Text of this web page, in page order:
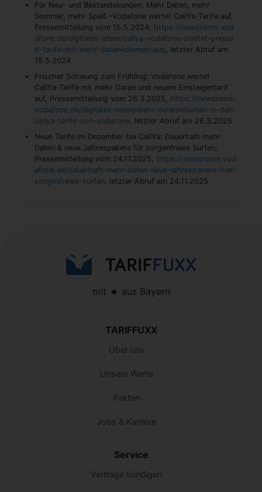
Für Neu- und Bestandskunden: Mehr Daten, mehr
Sommer, mehr Spaß –Vodafone wertet CallYa-Tarife auf,
Pressemitteilung vom 15.5.2024, https://newsroom.vod
afone.de/digitales-leben/callya-vodafone-stattet-prepai
d-tarife-mit-mehr-datenvolumen-aus, letzter Abruf am
15.5.2024
Frischer Schwung zum Frühling: Vodafone wertet
CallYa-Tarife mit mehr Daten und neuem Einsteigertarif
auf, Pressemitteilung vom 26.3.2025, https://newsroom.
vodafone.de/digitales-leben/mehr-datenvolumen-in-den-
callya-tarife-von-vodafone, letzter Abruf am 26.3.2025
Neue Tarife im Dezember bei CallYa: Dauerhaft mehr
Daten & neue Jahrespakete für sorgenfreies Surfen,
Pressemitteilung vom 24.11.2025, https://newsroom.vod
afone.de/dauerhaft-mehr-daten-neue-jahrespakete-fuer-
sorgenfreies-surfen, letzter Abruf am 24.11.2025
mit aus Bayern
TARIFFUXX
Über uns
Unsere Werte
Fakten
Jobs & Karriere
Service
Verträge kündigen